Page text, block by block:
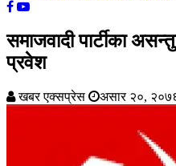
समाजवादी पार्टीका
प्रवेश
खबर एक्सप्रेस असार २०,